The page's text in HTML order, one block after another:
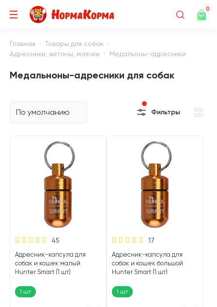
0
Главная
Товары для собак
Адресники, жетоны, маячки
Медальоны-адресники
Медальноны-адресники для собак
По умолчанию Фильтры
45
Адресник-капсула для
собак и кошек малый
Hunter Smart (1 шт)
1 шт
17
Адресник-капсула для
собак и кошек большой
Hunter Smart (1 шт)
1 шт